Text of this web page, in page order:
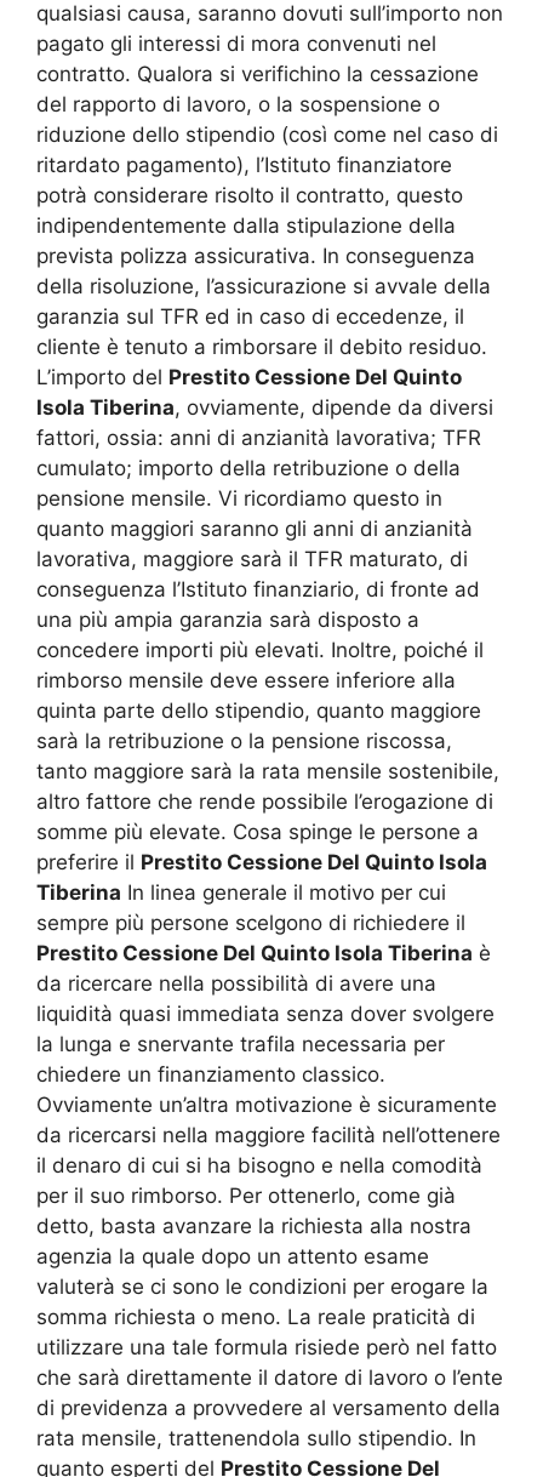
qualsiasi causa, saranno dovuti sull’importo non
pagato gli interessi di mora convenuti nel
contratto. Qualora si verifichino la cessazione
del rapporto di lavoro, o la sospensione o
riduzione dello stipendio (così come nel caso di
ritardato pagamento), l’Istituto finanziatore
potrà considerare risolto il contratto, questo
indipendentemente dalla stipulazione della
prevista polizza assicurativa. In conseguenza
della risoluzione, l’assicurazione si avvale della
garanzia sul TFR ed in caso di eccedenze, il
cliente è tenuto a rimborsare il debito residuo.
L’importo del Prestito Cessione Del Quinto
Isola Tiberina, ovviamente, dipende da diversi
fattori, ossia: anni di anzianità lavorativa; TFR
cumulato; importo della retribuzione o della
pensione mensile. Vi ricordiamo questo in
quanto maggiori saranno gli anni di anzianità
lavorativa, maggiore sarà il TFR maturato, di
conseguenza l’Istituto finanziario, di fronte ad
una più ampia garanzia sarà disposto a
concedere importi più elevati. Inoltre, poiché il
rimborso mensile deve essere inferiore alla
quinta parte dello stipendio, quanto maggiore
sarà la retribuzione o la pensione riscossa,
tanto maggiore sarà la rata mensile sostenibile,
altro fattore che rende possibile l’erogazione di
somme più elevate. Cosa spinge le persone a
preferire il Prestito Cessione Del Quinto Isola
Tiberina In linea generale il motivo per cui
sempre più persone scelgono di richiedere il
Prestito Cessione Del Quinto Isola Tiberina è
da ricercare nella possibilità di avere una
liquidità quasi immediata senza dover svolgere
la lunga e snervante trafila necessaria per
chiedere un finanziamento classico.
Ovviamente un’altra motivazione è sicuramente
da ricercarsi nella maggiore facilità nell’ottenere
il denaro di cui si ha bisogno e nella comodità
per il suo rimborso. Per ottenerlo, come già
detto, basta avanzare la richiesta alla nostra
agenzia la quale dopo un attento esame
valuterà se ci sono le condizioni per erogare la
somma richiesta o meno. La reale praticità di
utilizzare una tale formula risiede però nel fatto
che sarà direttamente il datore di lavoro o l’ente
di previdenza a provvedere al versamento della
rata mensile, trattenendola sullo stipendio. In
quanto esperti del Prestito Cessione Del